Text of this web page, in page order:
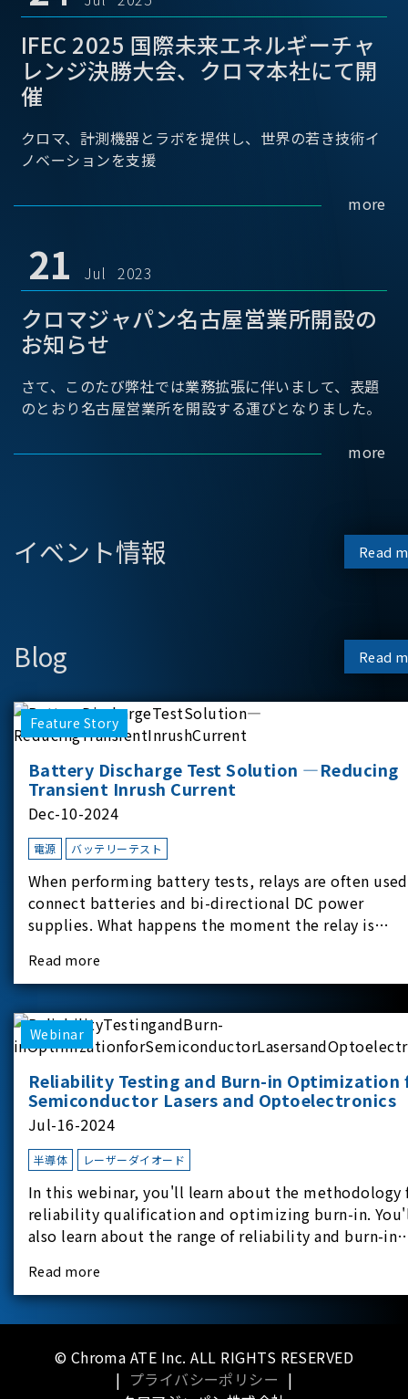
IFEC 2025 国際未来エネルギーチャ
レンジ決勝大会、クロマ本社にて開
催
クロマ、計測機器とラボを提供し、世界の若き技術イ
ノベーションを支援
more
21 Jul 2023
クロマジャパン名古屋営業所開設の
お知らせ
さて、このたび弊社では業務拡張に伴いまして、表題
のとおり名古屋営業所を開設する運びとなりました。
more
イベント情報 Read
Blog Read
Feature Story
Battery Discharge Test Solution —Reducing
Transient Inrush Current
Dec-10-2024
電源 バッテリーテスト
When performing battery tests, relays are often
connect batteries and bi-directional DC power
supplies. What happens the moment the relay is
experimental equipment for this study.provides an
applicati
Read more
Webinar
Reliability Testing and Burn-in Optimization
Semiconductor Lasers and Optoelectronics
Jul-16-2024
半導体 レーザーダイオード
In this webinar, you'll learn about the methodology
reliability qualification and optimizing burn-in.
also learn about the range of reliability and burn-in
reliability-test-as-a-service options.
Read more
© Chroma ATE Inc. ALL RIGHTS RESERVED
| プライバシーポリシー |